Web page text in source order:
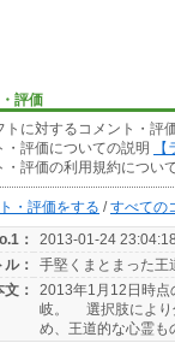
評価
トに対するコメント・評
・評価についての説明
・評価の利用規約について
・評価をする /すべての
：
2013-01-24
：
手堅くまとまった王
文：
2013年1月12日時点
岐。 選択肢により
め、王道的な心霊も